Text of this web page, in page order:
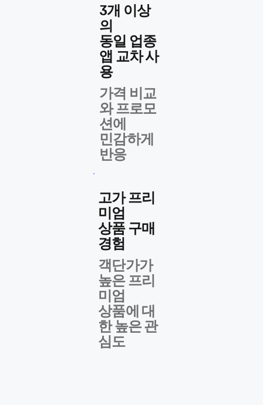
3개 이상
의
​동일 업종
앱 교차 사
용
가격 비교
와 프로모
션에
​민감하게
반응
고가 프리
미엄
상품 구매
경험
객단가가
높은 ​프리
미엄
상품에 대
한 높은 관
심도